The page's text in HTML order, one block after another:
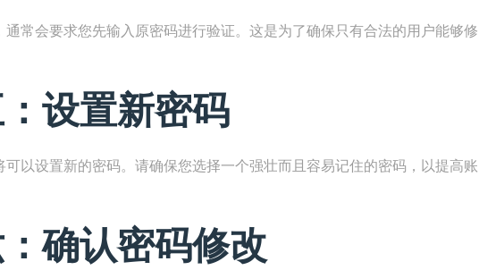
通常会要求您先输入原密码进行验证。这是为了确保只有合法的用户能够修
设置新密码
可以设置新的密码。请确保您选择一个强壮而且容易记住的密码，以提高账
确认密码修改